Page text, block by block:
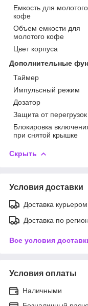
Емкость для молотого
кофе
Объем емкости для
молотого кофе
Цвет корпуса
Дополнительные
Таймер
Импульсный режим
Дозатор
Защита от перегрузок
Блокировка
при снятой крышке
Скрыть
Условия доставки
Доставка
Доставка по
Все условия
Условия оплаты
Наличными